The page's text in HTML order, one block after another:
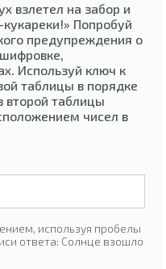
взлетел на забор и
Попробуй
предупреждения о
Используй ключ к
таблицы в порядке
второй таблицы
чисел в
используя пробелы
ответа: Солнце взошло